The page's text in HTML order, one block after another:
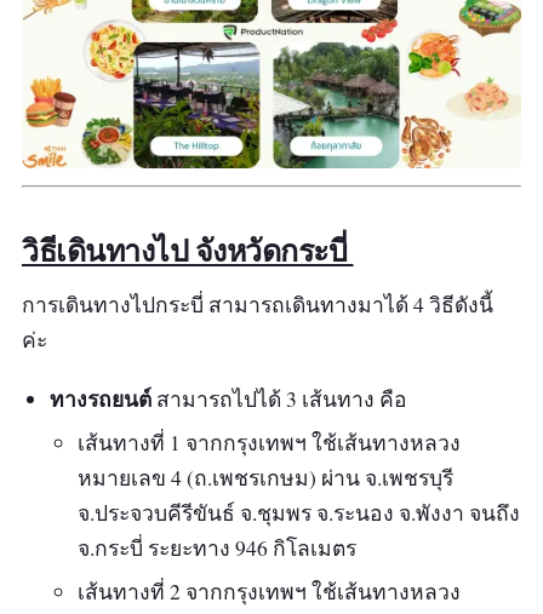
วิธีเดินทางไป จังหวัดกระบี่
การเดินทางไปกระบี่ สามารถเดินทางมาได้ 4 วิธีดังนี้
ค่ะ
ทางรถยนต์ สามารถไปได้ 3 เส้นทาง คือ
เส้นทางที่ 1 จากกรุงเทพฯ ใช้เส้นทางหลวง
หมายเลข 4 (ถ.เพชรเกษม) ผ่าน จ.เพชรบุรี
จ.ประจวบคีรีขันธ์ จ.ชุมพร จ.ระนอง จ.พังงา จนถึง
จ.กระบี่ ระยะทาง 946 กิโลเมตร
เส้นทางที่ 2 จากกรุงเทพฯ ใช้เส้นทางหลวง